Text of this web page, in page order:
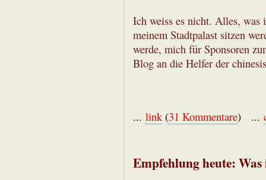
Ich weiss es nicht. Alles, was
meinem Stadtpalast sitzen
werde, mich für Sponsoren
Blog an die Helfer der
... link (31 Kommentare) ...
Empfehlung heute: